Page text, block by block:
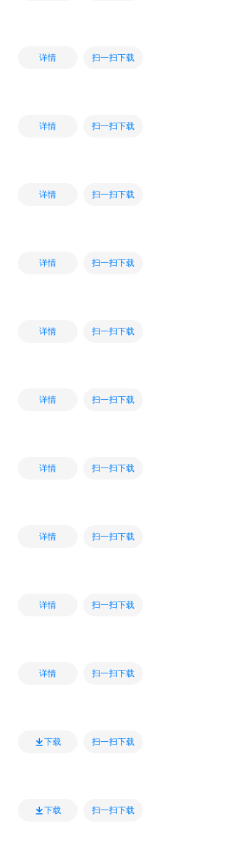
详情 扫一扫下载
详情 扫一扫下载
详情 扫一扫下载
详情 扫一扫下载
详情 扫一扫下载
详情 扫一扫下载
详情 扫一扫下载
详情 扫一扫下载
详情 扫一扫下载
详情 扫一扫下载
下载 扫一扫下载
下载 扫一扫下载